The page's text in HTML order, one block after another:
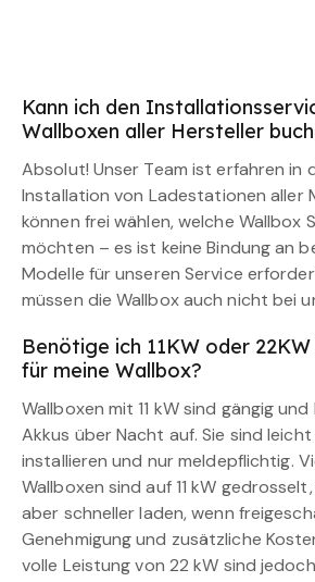
Kann ich den
Wallboxen aller Hersteller
Absolut! Unser Team ist erfahren in
Installation von Ladestationen aller
können frei wählen, welche Wallbox
möchten – es ist keine Bindung an
Modelle für unseren Service
müssen die Wallbox auch nicht bei
Benötige ich 11KW oder
für meine Wallbox?
Wallboxen mit 11 kW sind gängig
Akkus über Nacht auf. Sie sind leicht
installieren und nur meldepflichtig.
Wallboxen sind auf 11 kW
aber schneller laden, wenn
Genehmigung und zusätzliche
volle Leistung von 22 kW sind